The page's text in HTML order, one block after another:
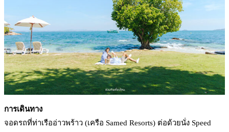
การเดินทาง
จอดรถที่ท่าเรืออ่าวพร้าว (เครือ Samed Resorts) ต่อด้วยนั่ง Speed